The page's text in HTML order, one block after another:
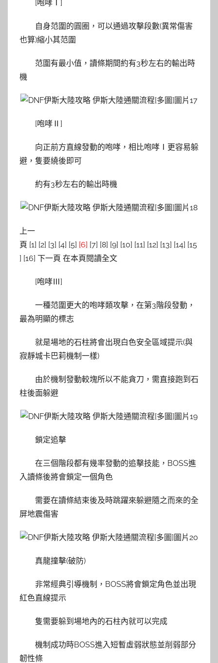
[咆哮Ⅰ]
自身范圍的圓圈，可以通過攻擊段數(異常傷害
也算)縮小其范圍
范圍有最小值，讀條期間約有3秒左右的輸出時
機
[咆哮Ⅱ]
向正前方直線發動的咆哮，相比咆哮Ⅰ更容易躲
避，隻要繞後即可
約有3秒左右的輸出時機
上一
頁 [1] [2] [3] [4] [5] [6] [7] [8] [9] [10] [11] [12] [13] [14] [15
] [16] 下一頁 在本頁閱讀全文
[咆哮Ⅲ]
一種范圍更大的咆哮類攻擊，在第3階段發動，
最為明顯的標志
就是場地的石柱將會出現白色安全區域提示(與
寂靜城卡巴莉機制一樣)
由於機制發動較塊所以不能貪刀，需直接跑到石
柱後面躲避
鎖定追擊
在三個階段都有幾率發動的追擊技能，BOSS進
入讀條後將會鎖定一個角色
需要在讀條結束後及時跳躍來躲避隨之而來的全
屏地震傷害
真龍撞擊(破防)
非常經典引導機制，BOSS將會鎖定角色並出現
紅色直線提示
隻需要躲到場地內的石柱內就可以完成
機制成功時BOSS進入短暫虛弱狀態並削弱部分
韌性條